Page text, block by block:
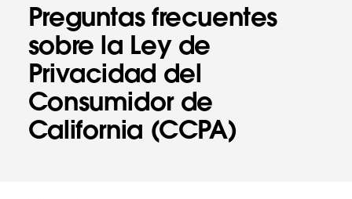
Preguntas frecuentes
sobre la Ley de
Privacidad del
Consumidor de
California (CCPA)